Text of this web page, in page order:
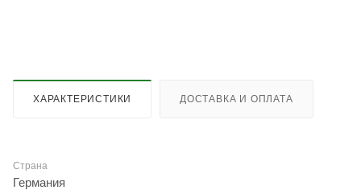
ХАРАКТЕРИСТИКИ ДОСТАВКА И ОПЛАТА
Страна
Германия